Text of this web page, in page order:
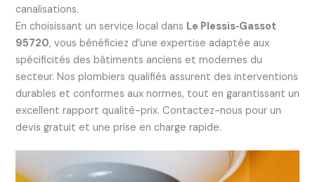
canalisations.
En choisissant un service local dans Le Plessis‑Gassot
95720, vous bénéficiez d’une expertise adaptée aux
spécificités des bâtiments anciens et modernes du
secteur. Nos plombiers qualifiés assurent des interventions
durables et conformes aux normes, tout en garantissant un
excellent rapport qualité-prix. Contactez-nous pour un
devis gratuit et une prise en charge rapide.